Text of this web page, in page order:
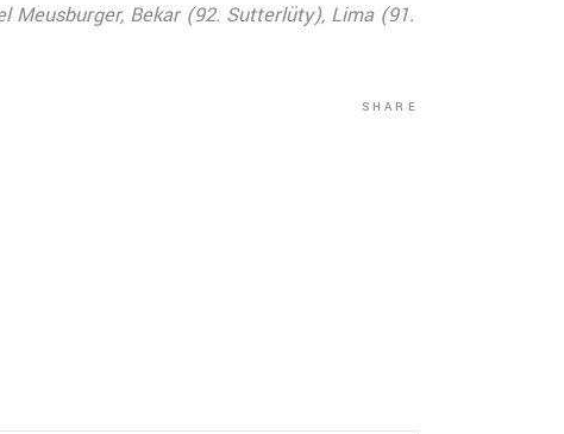
Meusburger, Bekar (92. Sutterlüty), Lima (91.
SHARE